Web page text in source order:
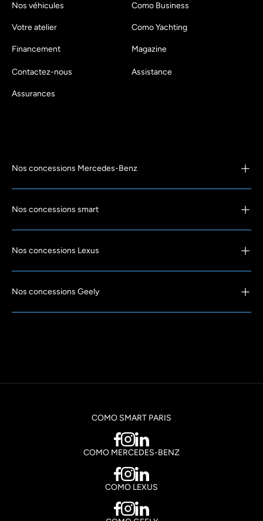
Nos véhicules
Votre atelier
Financement
Como Business
Como Yachting
Magazine
Contactez-nous Assistance
Assurances
Nos concessions Mercedes-Benz
Nos concessions smart
Nos concessions Lexus
Nos concessions Geely
COMO SMART PARIS
COMO MERCEDES-BENZ
COMO LEXUS